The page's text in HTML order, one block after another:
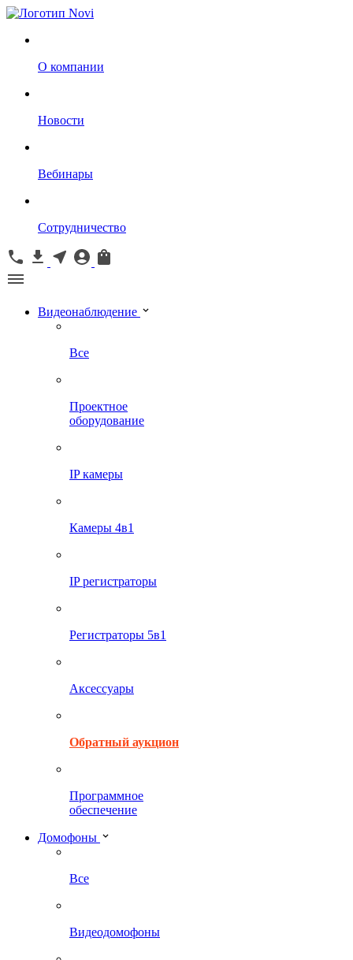
О компании
Новости
Вебинары
Сотрудничество
Видеонаблюдение
Все
Проектное
оборудование
IP камеры
Камеры 4в1
IP регистраторы
Регистраторы 5в1
Аксессуары
Обратный аукцион
Программное
обеспечение
Домофоны
Все
Видеодомофоны